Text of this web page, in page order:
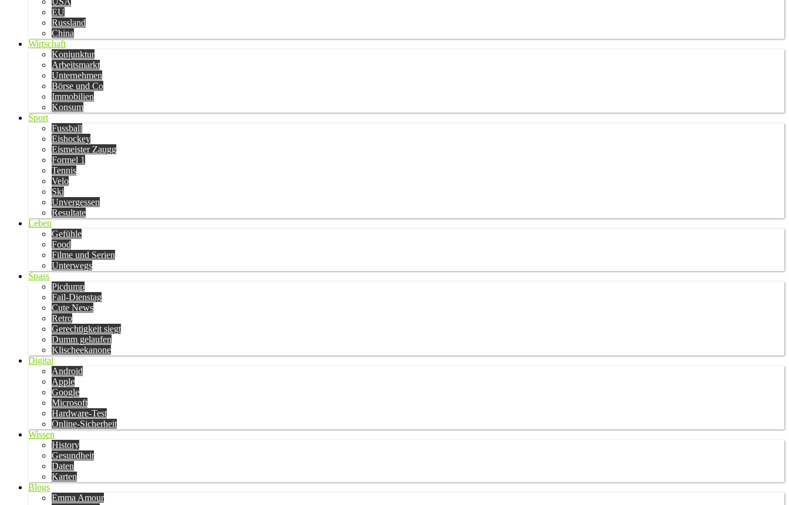
EU
Russland
China
Wirtschaft
Konjunktur
Arbeitsmarkt
Unternehmen
Börse und Co
Immobilien
Konsum
Sport
Fussball
Eishockey
Eismeister Zaugg
Formel 1
Tennis
Velo
Ski
Unvergessen
Resultate
Leben
Gefühle
Food
Filme und Serien
Unterwegs
Spass
Picdump
Fail-Dienstag
Cute News
Retro
Gerechtigkeit siegt
Dumm gelaufen
Klischeekanone
Digital
Android
Apple
Google
Microsoft
Hardware-Test
Online-Sicherheit
Wissen
History
Gesundheit
Daten
Karten
Blogs
Emma Amour